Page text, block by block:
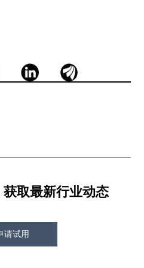
取最新行业动态
请试用